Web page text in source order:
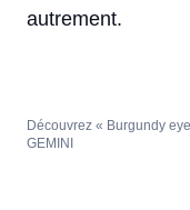
autrement.
Découvrez « Burgundy
GEMINI